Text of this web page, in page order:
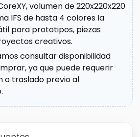
volumen de 220x220x220
IFS de hasta 4 colores la
para prototipos, piezas
creativos.
consultar disponibilidad
ya que puede requerir
o traslado previo al